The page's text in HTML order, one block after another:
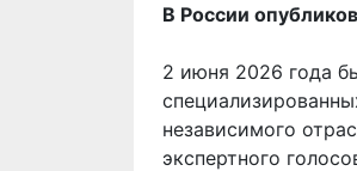
В России
2 июня 2026 года
независимого
экспертного